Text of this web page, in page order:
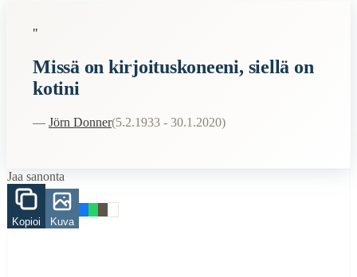
Related Topics
When to Use This Content
Understanding Finnish cultural wisdom
Learning Finnish language through proverbs
Finding quotes for speeches or writing
"
Missä on kirjoituskoneeni, siellä on
kotini
— Jörn Donner(5.2.1933 - 30.1.2020)
Jaa sanonta
Kopioi Kuva